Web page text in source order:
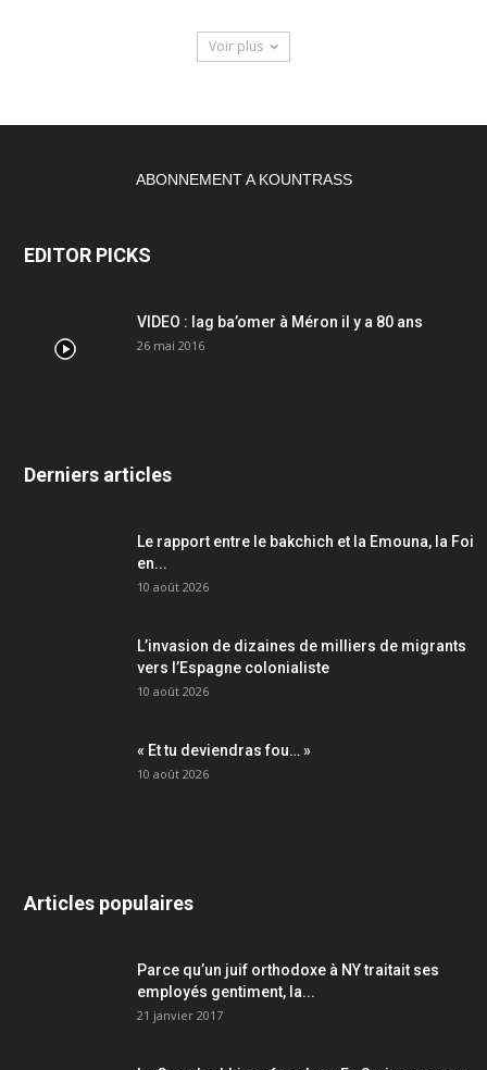
Voir plus
ABONNEMENT A KOUNTRASS
EDITOR PICKS
VIDEO : lag ba’omer à Méron il y a 80 ans
26 mai 2016
Derniers articles
Le rapport entre le bakchich et la Emouna, la Foi
en...
10 août 2026
L’invasion de dizaines de milliers de migrants
vers l’Espagne colonialiste
10 août 2026
« Et tu deviendras fou… »
10 août 2026
Articles populaires
Parce qu’un juif orthodoxe à NY traitait ses
employés gentiment, la...
21 janvier 2017